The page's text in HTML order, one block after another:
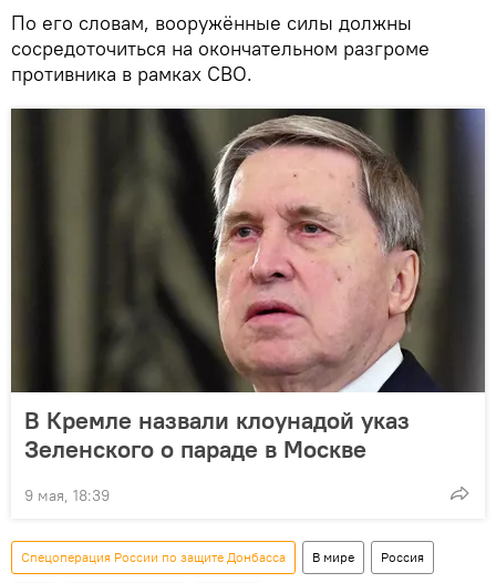
По его словам, вооружённые силы должны
сосредоточиться на окончательном разгроме
противника в рамках СВО.
В Кремле назвали клоунадой указ
Зеленского о параде в Москве
9 мая, 18:39
Спецоперация России по защите Донбасса В мире Россия